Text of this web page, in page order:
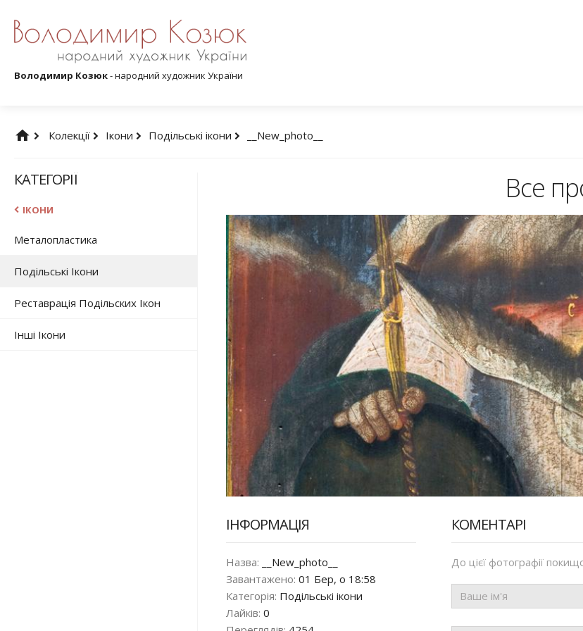
Володимир Козюк- народний художник України
Колекції Ікони Подільські ікони __New_photo__
Все
ІНФОРМАЦІЯ
Назва:
__New_photo__
Завантажено: 01 Бер, о 18:58
Категорія: Подільські ікони
Лайків: 0
КОМЕНТАРІ
До цієї фотографії
КАТЕГОРІЇ
ІКОНИ
Металопластика
Подільські Ікони
Реставрація Подільских Ікон
Інші Ікони